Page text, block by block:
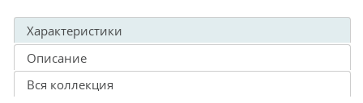
Характеристики
Описание
Вся коллекция